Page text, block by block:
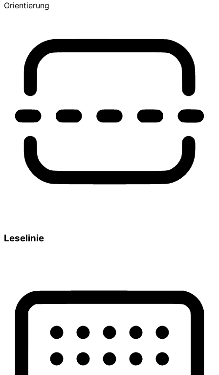
Orientierung
Leselinie